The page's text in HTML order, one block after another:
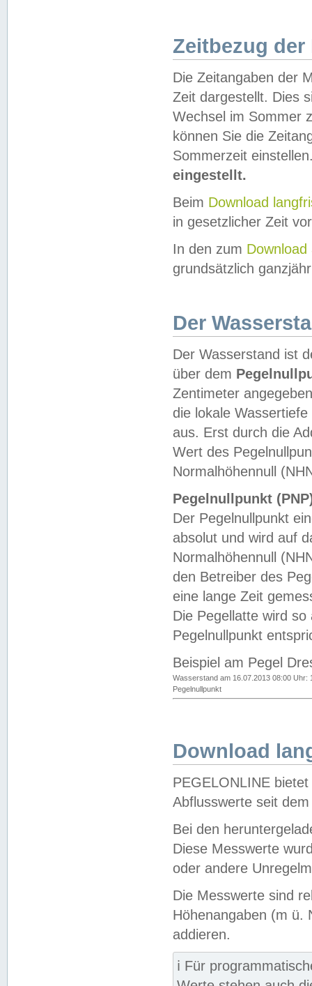
Zeitbezug der
Die Zeitangaben der
Zeit dargestellt. Dies
Wechsel im Sommer
können Sie die
Sommerzeit
eingestellt.
Beim Download
in gesetzlicher Zeit
In den zum Download
grundsätzlich
Der
Der Wasserstand ist
über dem
Zentimeter
die lokale
aus. Erst durch die
Wert des
Normalhöhennull
Pegelnullpunkt
Der Pegelnullpunkt
absolut und wird auf
Normalhöhennull
den Betreiber des
eine lange Zeit
Die Pegellatte wird
Pegelnullpunkt
Beispiel am Pegel
Wasserstand am 16.07.2013 08:00 Uhr:
Pegelnullpunkt
Download
PEGELONLINE
Abflusswerte seit
Bei den
Diese Messwerte
oder andere
Die Messwerte sind
Höhenangaben (m ü.
addieren.
ℹ️ Für